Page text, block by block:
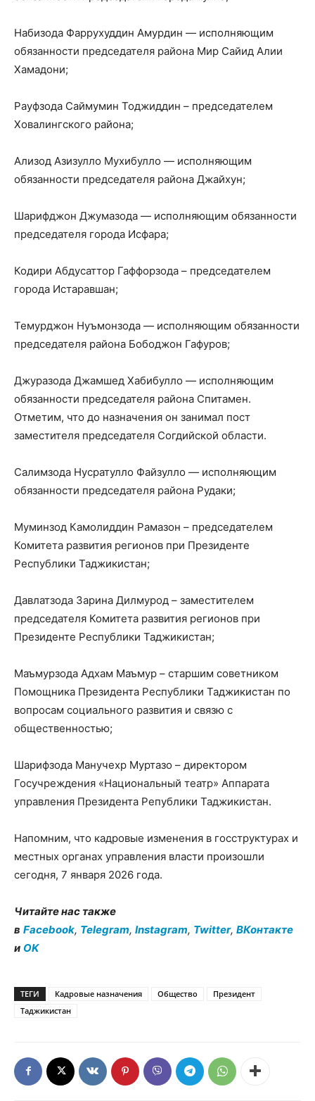
Набизода Фаррухуддин Амурдин — исполняющим
обязанности председателя района Мир Сайид Алии
Хамадони;
Рауфзода Саймумин Тоджиддин – председателем
Ховалингского района;
Ализод Азизулло Мухибулло — исполняющим
обязанности председателя района Джайхун;
Шарифджон Джумазода — исполняющим обязанности
председателя города Исфара;
Кодири Абдусаттор Гаффорзода – председателем
города Истаравшан;
Темурджон Нуъмонзода — исполняющим обязанности
председателя района Бободжон Гафуров;
Джуразода Джамшед Хабибулло — исполняющим
обязанности председателя района Спитамен.
Отметим, что до назначения он занимал пост
заместителя председателя Согдийской области.
Салимзода Нусратулло Файзулло — исполняющим
обязанности председателя района Рудаки;
Муминзод Камолиддин Рамазон – председателем
Комитета развития регионов при Президенте
Республики Таджикистан;
Давлатзода Зарина Дилмурод – заместителем
председателя Комитета развития регионов при
Президенте Республики Таджикистан;
Маъмурзода Адхам Маъмур – старшим советником
Помощника Президента Республики Таджикистан по
вопросам социального развития и связю с
общественностью;
Шарифзода Манучехр Муртазо – директором
Госучреждения «Национальный театр» Аппарата
управления Президента Републики Таджикистан.
Напомним, что кадровые изменения в госструктурах и
местных органах управления власти произошли
сегодня, 7 января 2026 года.
Читайте нас также
в Facebook, Telegram, Instagram, Twitter, ВКонтакте
и OK
ТЕГИ Кадровые назначения Общество
Президент
Таджикистан